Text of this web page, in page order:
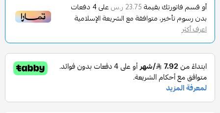
بقيمة 23.75 ر.س على4دفعات
متوافقة مع الشريعة الإسلامية